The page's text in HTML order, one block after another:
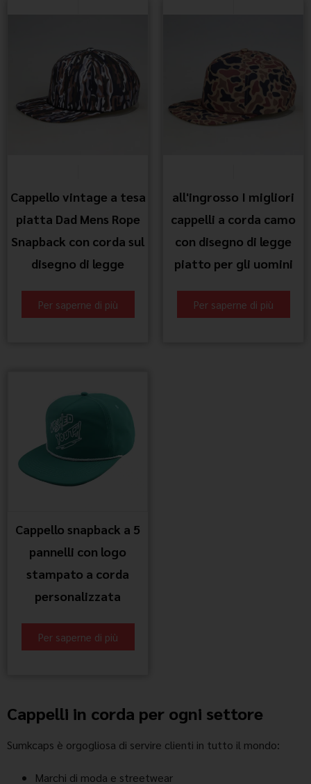
Cappello vintage a tesa
piatta Dad Mens Rope
Snapback con corda sul
disegno di legge
Per saperne di più
all'ingrosso I migliori
cappelli a corda camo
con disegno di legge
piatto per gli uomini
Per saperne di più
Cappello snapback a 5
pannelli con logo
stampato a corda
personalizzata
Per saperne di più
Cappelli in corda per ogni settore
Sumkcaps è orgogliosa di servire clienti in tutto il mondo:
Marchi di moda e streetwear